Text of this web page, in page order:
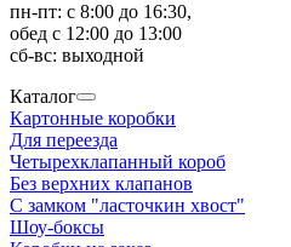
пн-пт: с 8:00 до 16:30,
обед с 12:00 до 13:00
сб-вс: выходной
Каталог
Картонные коробки
Для переезда
Четырехклапанный короб
Без верхних клапанов
С замком "ласточкин хвост"
Шоу-боксы